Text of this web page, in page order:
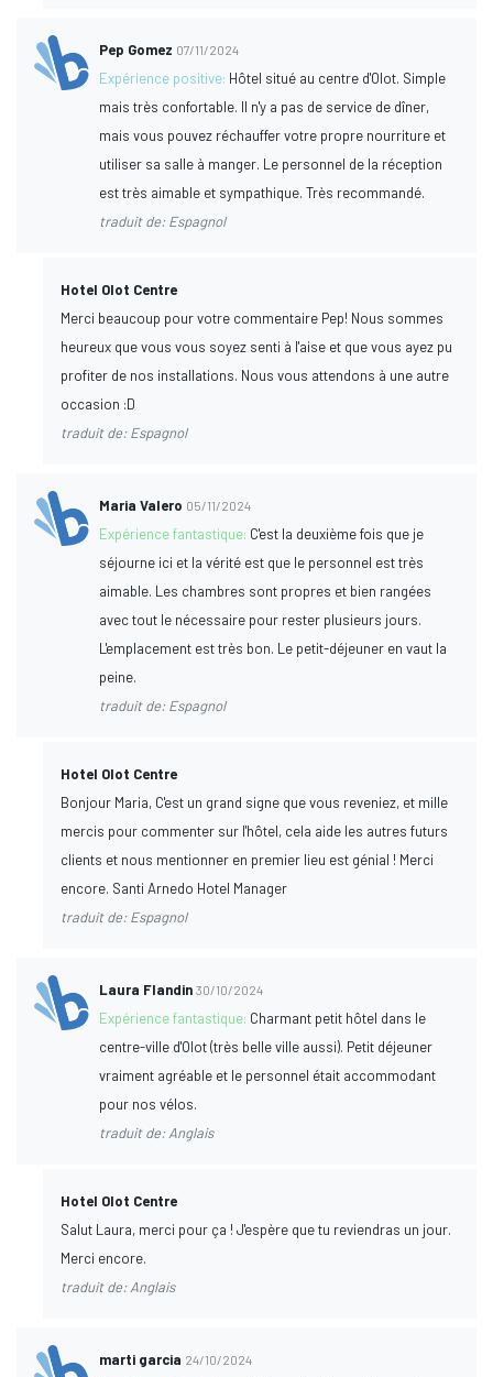
Pep Gomez 07/11/2024
Expérience positive: Hôtel situé au centre d'Olot. Simple
mais très confortable. Il n'y a pas de service de dîner,
mais vous pouvez réchauffer votre propre nourriture et
utiliser sa salle à manger. Le personnel de la réception
est très aimable et sympathique. Très recommandé.
traduit de: Espagnol
Hotel Olot Centre
Merci beaucoup pour votre commentaire Pep! Nous sommes
heureux que vous vous soyez senti à l'aise et que vous ayez pu
profiter de nos installations. Nous vous attendons à une autre
occasion :D
traduit de: Espagnol
Maria Valero 05/11/2024
Expérience fantastique: C'est la deuxième fois que je
séjourne ici et la vérité est que le personnel est très
aimable. Les chambres sont propres et bien rangées
avec tout le nécessaire pour rester plusieurs jours.
L'emplacement est très bon. Le petit-déjeuner en vaut la
peine.
traduit de: Espagnol
Hotel Olot Centre
Bonjour Maria, C'est un grand signe que vous reveniez, et mille
mercis pour commenter sur l'hôtel, cela aide les autres futurs
clients et nous mentionner en premier lieu est génial ! Merci
encore. Santi Arnedo Hotel Manager
traduit de: Espagnol
Laura Flandin 30/10/2024
Expérience fantastique: Charmant petit hôtel dans le
centre-ville d'Olot (très belle ville aussi). Petit déjeuner
vraiment agréable et le personnel était accommodant
pour nos vélos.
traduit de: Anglais
Hotel Olot Centre
Salut Laura, merci pour ça ! J'espère que tu reviendras un jour.
Merci encore.
traduit de: Anglais
marti garcia 24/10/2024